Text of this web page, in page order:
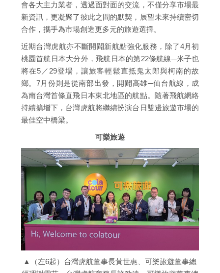
會各大主力業者，透過面對面的交流，不僅分享市場最
新資訊，更凝聚了彼此之間的默契，展望未來持續密切
合作，攜手為市場創造更多元的旅遊選擇。
近期台灣虎航亦不斷開闢新航點強化服務，除了4月初
桃園首航日本大分外，飛航日本的第22條航線─米子也
將在5／29登場，讓旅客輕鬆直抵鬼太郎與柯南的故
鄉。7月份則是從南部出發，開闢高雄─仙台航線，成
為南台灣首條直飛日本東北地區的航點。隨著飛航網絡
持續擴增下，台灣虎航將繼續扮演台日雙邊旅遊市場的
最佳空中橋梁。
可樂旅遊
▲（左6起）台灣虎航董事長黃世惠、可樂旅遊董事總